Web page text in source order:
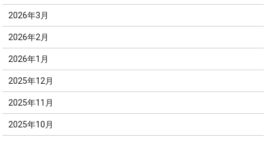
2026年3月
2026年2月
2026年1月
2025年12月
2025年11月
2025年10月